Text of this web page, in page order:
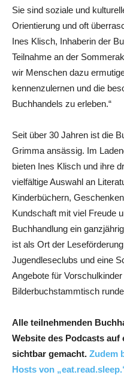
Sie sind soziale und
Orientierung und oft
Ines Klisch, Inhaberin der
Teilnahme an der
wir Menschen dazu
kennenzulernen und die
Buchhandels zu erleben.“
Seit über 30 Jahren ist die
Grimma ansässig. Im
bieten Ines Klisch und ihre
vielfältige Auswahl an
Kinderbüchern,
Kundschaft mit viel Freude
Buchhandlung ein
ist als Ort der
Jugendleseclubs und eine
Angebote für
Bilderbuchstammtisch
Alle teilnehmenden
Website des Podcasts auf
sichtbar gemacht. Zudem
Hosts von